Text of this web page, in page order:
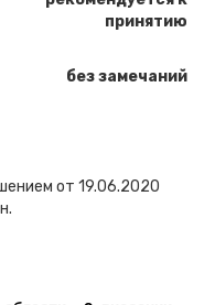
принятию
без замечаний
от 19.06.2020